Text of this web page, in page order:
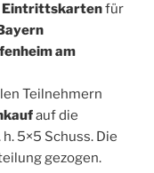
Eintrittskartenfür
am
Teilnehmern
auf die
5×5 Schuss. Die
gezogen.